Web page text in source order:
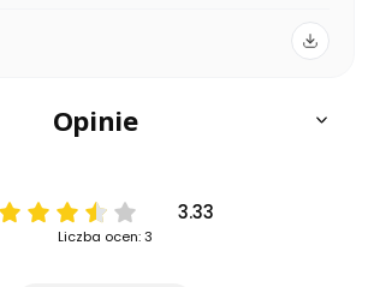
Opinie
3.33
Liczba ocen: 3